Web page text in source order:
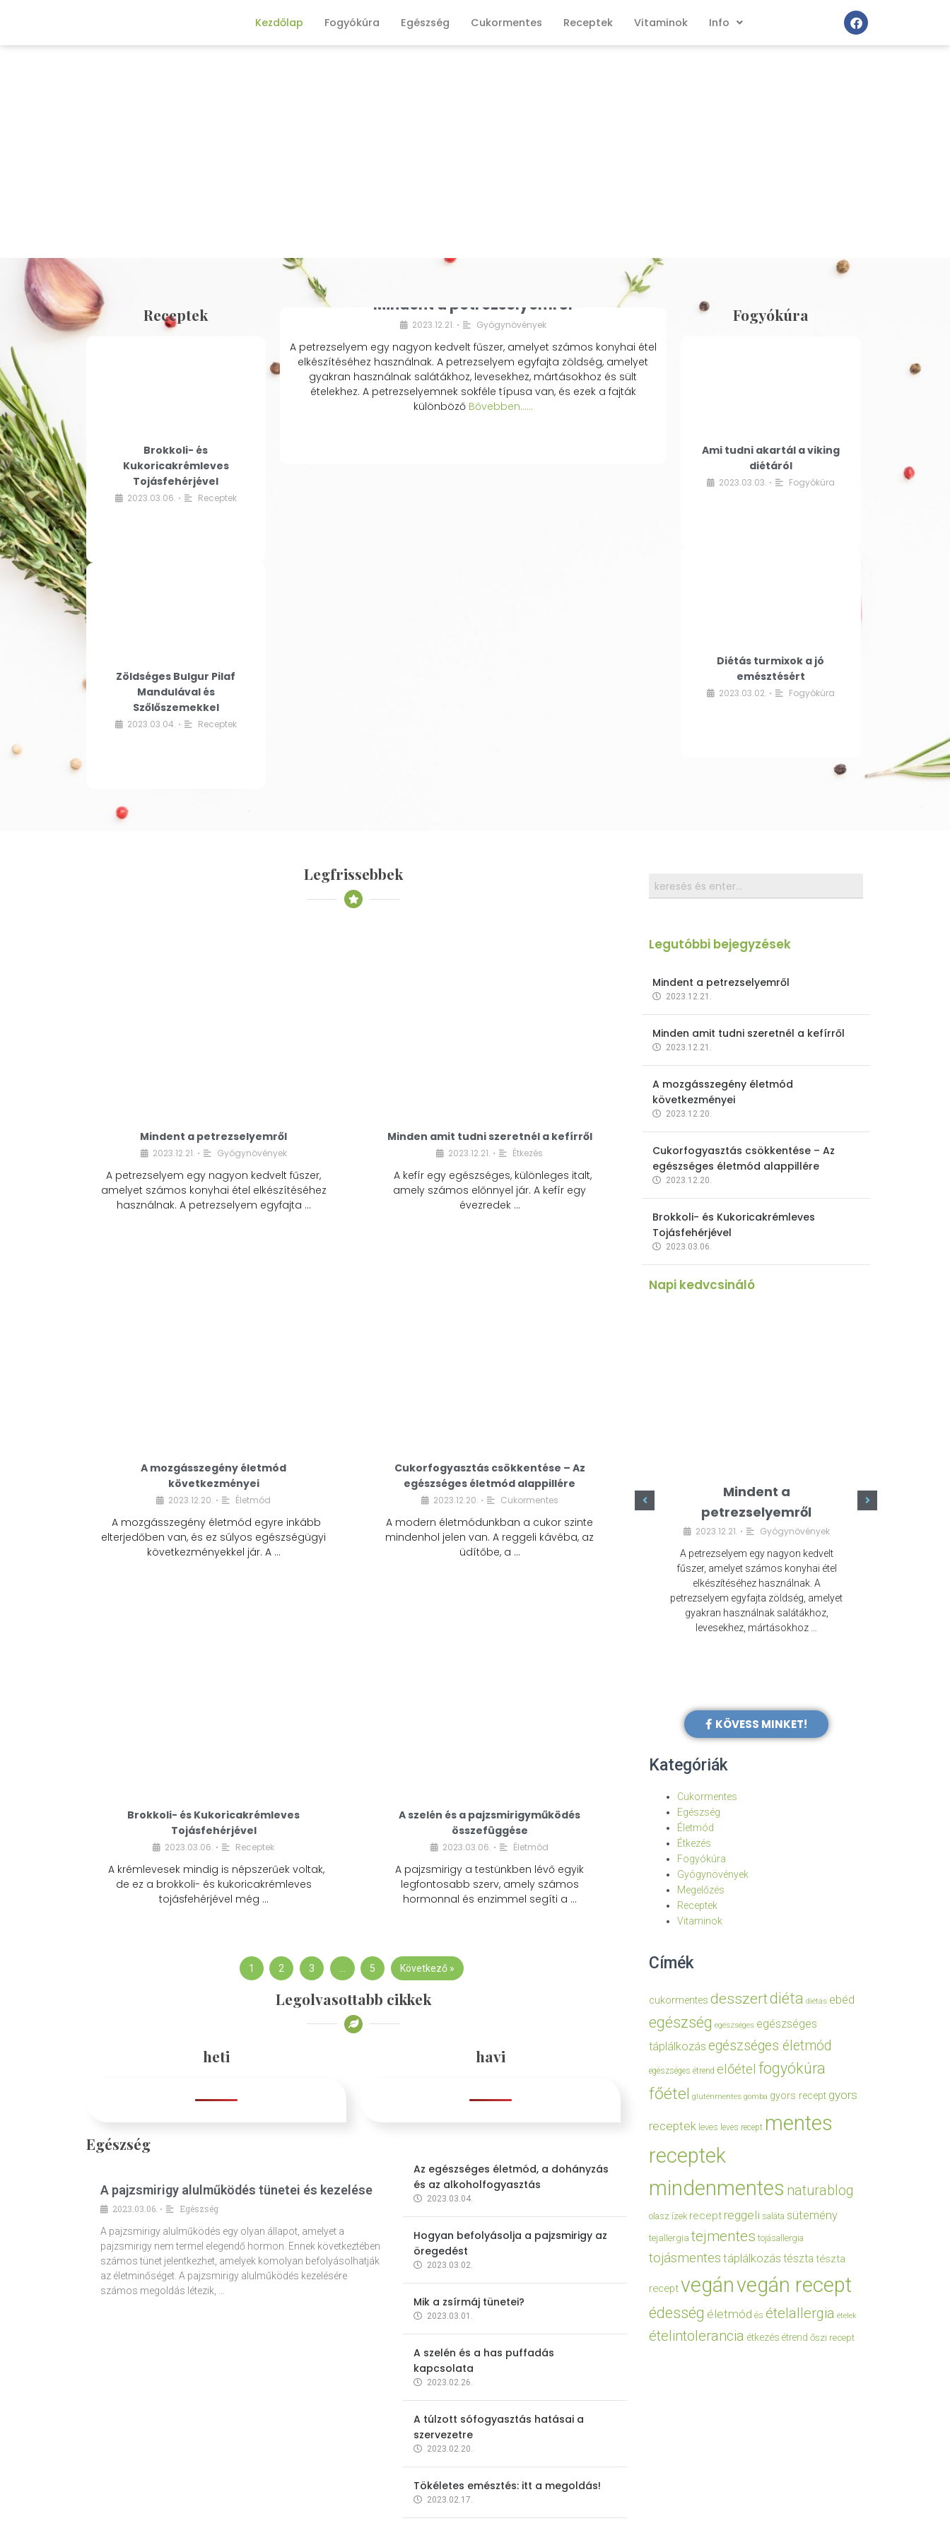
Kezdőlap Fogyókúra Egészség Cukormentes Receptek Vitaminok Info
Receptek
Brokkoli- és
Kukoricakrémleves
Tojásfehérjével
2023.03.06. • Receptek
Zöldséges Bulgur Pilaf
Mandulával és
Szőlőszemekkel
2023.03.04. • Receptek
Mindent a petrezselyemről
2023.12.21. • Gyógynövények
A petrezselyem egy nagyon kedvelt fűszer, amelyet számos konyhai étel
elkészítéséhez használnak. A petrezselyem egyfajta zöldség, amelyet
gyakran használnak salátákhoz, levesekhez, mártásokhoz és sült
ételekhez. A petrezselyemnek sokféle típusa van, és ezek a fajták
különbözőBővebben...…
Fogyókúra
Ami tudni akartál a viking
diétáról
2023.03.03. • Fogyókúra
Diétás turmixok a jó
emésztésért
2023.03.02. • Fogyókúra
Legfrissebbek
Mindent a petrezselyemről
2023.12.21. • Gyógynövények
A petrezselyem egy nagyon kedvelt fűszer,
amelyet számos konyhai étel elkészítéséhez
használnak. A petrezselyem egyfajta …
Minden amit tudni szeretnél a kefírről
2023.12.21. • Étkezés
A kefír egy egészséges, különleges italt,
amely számos előnnyel jár. A kefír egy
évezredek …
A mozgásszegény életmód
következményei
2023.12.20. • Életmód
A mozgásszegény életmód egyre inkább
elterjedőben van, és ez súlyos egészségügyi
következményekkel jár. A …
Cukorfogyasztás csökkentése – Az
egészséges életmód alappillére
2023.12.20. • Cukormentes
A modern életmódunkban a cukor szinte
mindenhol jelen van. A reggeli kávéba, az
üdítőbe, a …
Brokkoli- és Kukoricakrémleves
Tojásfehérjével
2023.03.06. • Receptek
A krémlevesek mindig is népszerűek voltak,
de ez a brokkoli- és kukoricakrémleves
tojásfehérjével még …
A szelén és a pajzsmirigyműködés
összefüggése
2023.03.06. • Életmód
A pajzsmirigy a testünkben lévő egyik
legfontosabb szerv, amely számos
hormonnal és enzimmel segíti a …
1 2 3 5 Következő »
Legolvasottabb cikkek
heti havi
Egészség
A pajzsmirigy alulműködés tünetei és kezelése
2023.03.06. •
Egészség
A pajzsmirigy alulműködés egy olyan állapot, amelyet a
pajzsmirigy nem termel elegendő hormon. Ennek következtében
számos tünet jelentkezhet, amelyek komolyan befolyásolhatják
az életminőséget. A pajzsmirigy alulműködés kezelésére
számos megoldás létezik, …
Az egészséges életmód, a dohányzás
és az alkoholfogyasztás
2023.03.04.
Hogyan befolyásolja a pajzsmirigy az
öregedést
2023.03.02.
Mik a zsírmáj tünetei?
2023.03.01.
A szelén és a has puffadás
kapcsolata
2023.02.26.
A túlzott sófogyasztás hatásai a
szervezetre
2023.02.20.
Tökéletes emésztés: itt a megoldás!
2023.02.17.
Legutóbbi bejegyzések
Mindent a petrezselyemről
2023.12.21.
Minden amit tudni szeretnél a kefírről
2023.12.21.
A mozgásszegény életmód
következményei
2023.12.20.
Cukorfogyasztás csökkentése – Az
egészséges életmód alappillére
2023.12.20.
Brokkoli- és Kukoricakrémleves
Tojásfehérjével
2023.03.06.
Napi kedvcsináló
Cukorfogyasztás
egészséges életmód
alappillére
Mindent a
petrezselyemről
2023.12.21. • Gyógynövények
A petrezselyem egy nagyon kedvelt
fűszer, amelyet számos konyhai étel
elkészítéséhez használnak. A
petrezselyem egyfajta zöldség, amelyet
gyakran használnak salátákhoz,
levesekhez, mártásokhoz …
KÖVESS MINKET!
Kategóriák
Cukormentes
Egészség
Életmód
Étkezés
Fogyókúra
Gyógynövények
Megelőzés
Receptek
Vitaminok
Címék
cukormentes desszertdiéta diétás ebéd
egészség egészséges egészséges
táplálkozás egészséges életmód
egészséges étrend előétel fogyókúra
főétel gluténmentes gomba gyors recept gyors
receptek leves leves recept mentes
receptek
mindenmentes naturablog
olasz ízek recept reggeli saláta sütemény
tejallergia tejmentes tojásallergia
tojásmentes táplálkozás tészta tészta
receptvegánvegán recept
édesség életmód és ételallergia ételek
ételintolerancia étkezés étrend őszi recept